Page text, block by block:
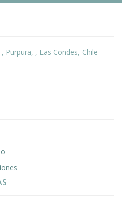
Purpura, , Las Condes, Chile